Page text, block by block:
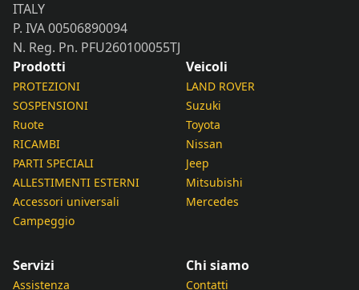
ITALY
P. IVA 00506890094
N. Reg. Pn. PFU260100055TJ
Prodotti
PROTEZIONI
SOSPENSIONI
Ruote
RICAMBI
PARTI SPECIALI
ALLESTIMENTI ESTERNI
Accessori universali
Campeggio
Veicoli
LAND ROVER
Suzuki
Toyota
Nissan
Jeep
Mitsubishi
Mercedes
Servizi
Assistenza
Chi siamo
Contatti